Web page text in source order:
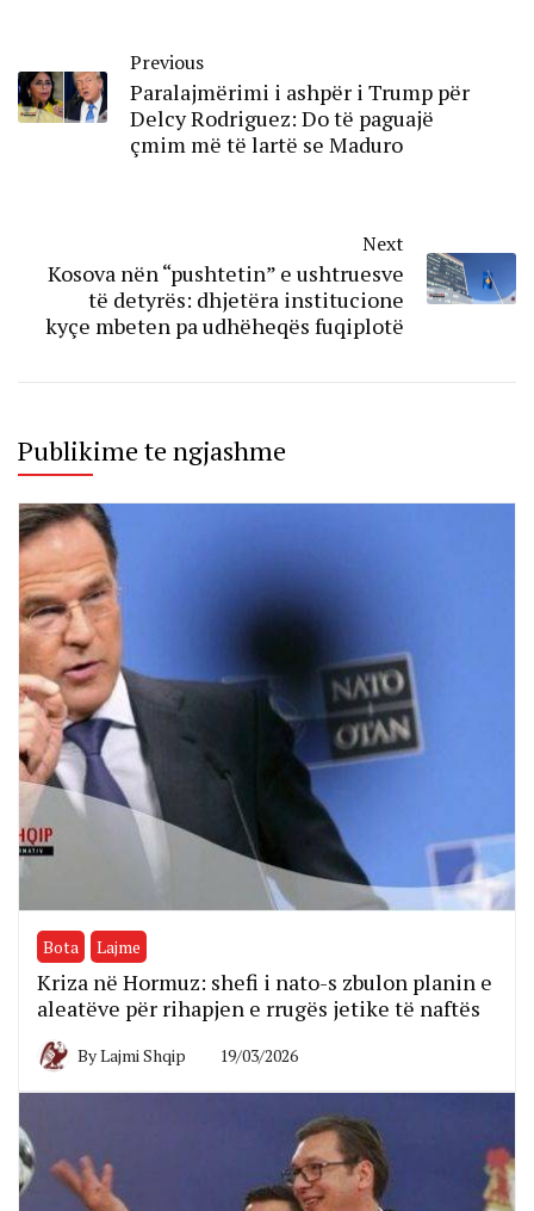
Previous
Paralajmërimi i ashpër i Trump për
Delcy Rodriguez: Do të paguajë
çmim më të lartë se Maduro
Next
Kosova nën “pushtetin” e ushtruesve
të detyrës: dhjetëra institucione
kyçe mbeten pa udhëheqës fuqiplotë
Publikime te ngjashme
Bota Lajme
Kriza në Hormuz: shefi i nato-s zbulon planin e
aleatëve për rihapjen e rrugës jetike të naftës
ByLajmi Shqip 19/03/2026